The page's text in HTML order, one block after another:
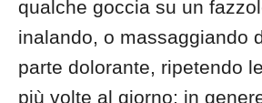
qualche goccia su un
inalando, o massaggiando
parte dolorante, ripetendo
più volte al giorno; in